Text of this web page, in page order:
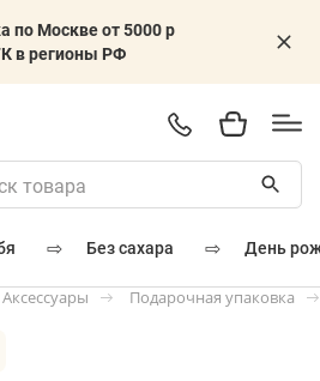
по Москве от 5000 р
в регионы РФ
⇨ без сахара ⇨ день
Аксессуары Подарочная упаковка